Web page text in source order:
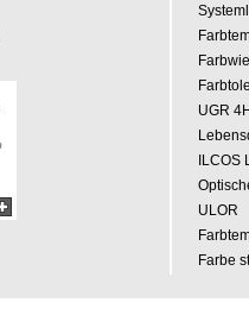
UGR
ILCOS
ULOR
Farbe